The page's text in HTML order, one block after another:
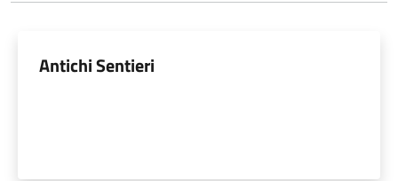
Antichi Sentieri